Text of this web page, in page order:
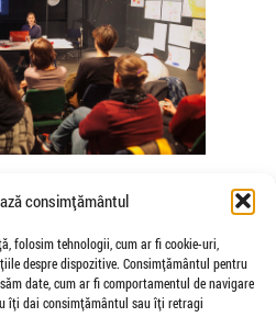
consimțământul
folosim tehnologii, cum ar fi cookie-uri,
despre dispozitive. Consimțământul pentru
date, cum ar fi comportamentul de navigare
îți dai consimțământul sau îți retragi
de coregrafele
De Piante